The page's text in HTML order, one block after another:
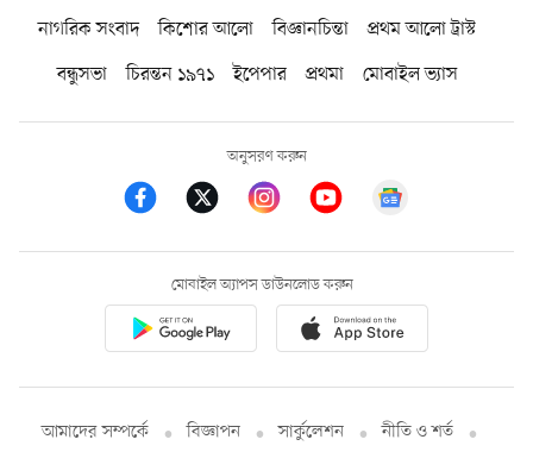
নাগরিক সংবাদ কিশোর আলো বিজ্ঞানচিন্তা
প্রথম আলো ট্রাস্ট
বন্ধুসভা
চিরন্তন ১৯৭১ ইপেপার প্রথমা মোবাইল ভ্যাস
অনুসরণ করুন
মোবাইল অ্যাপস ডাউনলোড করুন
আমাদের সম্পর্কে বিজ্ঞাপন সার্কুলেশন নীতি ও শর্ত